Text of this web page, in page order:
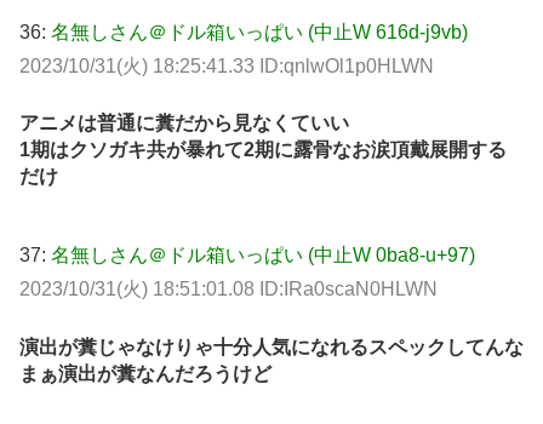
36: 名無しさん＠ドル箱いっぱい (中止W 616d-j9vb)
2023/10/31(火) 18:25:41.33 ID:qnlwOl1p0HLWN
アニメは普通に糞だから見なくていい
1期はクソガキ共が暴れて2期に露骨なお涙頂戴展開する
だけ
37: 名無しさん＠ドル箱いっぱい (中止W 0ba8-u+97)
2023/10/31(火) 18:51:01.08 ID:IRa0scaN0HLWN
演出が糞じゃなけりゃ十分人気になれるスペックしてんな
まぁ演出が糞なんだろうけど